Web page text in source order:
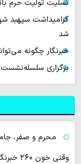
تسلیت تولیت حرم
گرامیداشت سپهبد
شد
خبرنگار چگونه
برگزاری
محرم و صفر،
وقتی خون ۲۶۰ خبرنگار در غزه از میلیاردها دلار صهیونیسم پیشی می‌گیرد